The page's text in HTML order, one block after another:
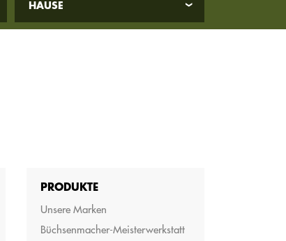
HAUSE
PRODUKTE
Unsere Marken
Büchsenmacher-Meisterwerkstatt